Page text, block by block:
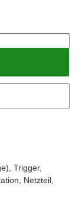
Trigger,
Netzteil,